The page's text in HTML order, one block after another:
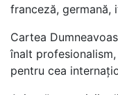
franceză, germană,
Cartea
înalt
pentru cea